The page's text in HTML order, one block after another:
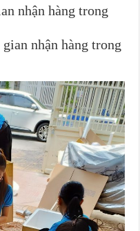
nhận hàng trong
nhận hàng trong